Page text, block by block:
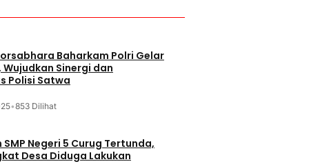
Baharkam Polri Gelar
Wujudkan Sinergi dan
Polisi Satwa
•853 Dilihat
Negeri 5 Curug Tertunda,
Desa Diduga Lakukan